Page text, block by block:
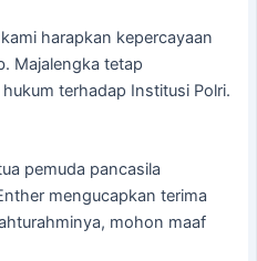
harapkan kepercayaan
Majalengka tetap
terhadap Institusi Polri.
pemuda pancasila
mengucapkan terima
mohon maaf